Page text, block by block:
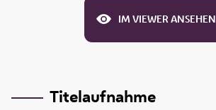
IM VIEWER ANSEHEN
Titelaufnahme